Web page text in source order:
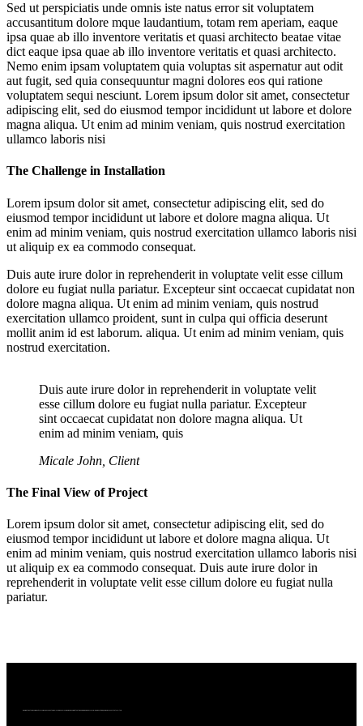
Sed ut perspiciatis unde omnis iste natus error sit voluptatem
accusantitum dolore mque laudantium, totam rem aperiam, eaque
ipsa quae ab illo inventore veritatis et quasi architecto beatae vitae
dict eaque ipsa quae ab illo inventore veritatis et quasi architecto.
Nemo enim ipsam voluptatem quia voluptas sit aspernatur aut odit
aut fugit, sed quia consequuntur magni dolores eos qui ratione
voluptatem sequi nesciunt. Lorem ipsum dolor sit amet, consectetur
adipiscing elit, sed do eiusmod tempor incididunt ut labore et dolore
magna aliqua. Ut enim ad minim veniam, quis nostrud exercitation
ullamco laboris nisi
The Challenge in Installation
Lorem ipsum dolor sit amet, consectetur adipiscing elit, sed do
eiusmod tempor incididunt ut labore et dolore magna aliqua. Ut
enim ad minim veniam, quis nostrud exercitation ullamco laboris nisi
ut aliquip ex ea commodo consequat.
Duis aute irure dolor in reprehenderit in voluptate velit esse cillum
dolore eu fugiat nulla pariatur. Excepteur sint occaecat cupidatat non
dolore magna aliqua. Ut enim ad minim veniam, quis nostrud
exercitation ullamco proident, sunt in culpa qui officia deserunt
mollit anim id est laborum. aliqua. Ut enim ad minim veniam, quis
nostrud exercitation.
Duis aute irure dolor in reprehenderit in voluptate velit
esse cillum dolore eu fugiat nulla pariatur. Excepteur
sint occaecat cupidatat non dolore magna aliqua. Ut
enim ad minim veniam, quis
Micale John, Client
The Final View of Project
Lorem ipsum dolor sit amet, consectetur adipiscing elit, sed do
eiusmod tempor incididunt ut labore et dolore magna aliqua. Ut
enim ad minim veniam, quis nostrud exercitation ullamco laboris nisi
ut aliquip ex ea commodo consequat. Duis aute irure dolor in
reprehenderit in voluptate velit esse cillum dolore eu fugiat nulla
pariatur.